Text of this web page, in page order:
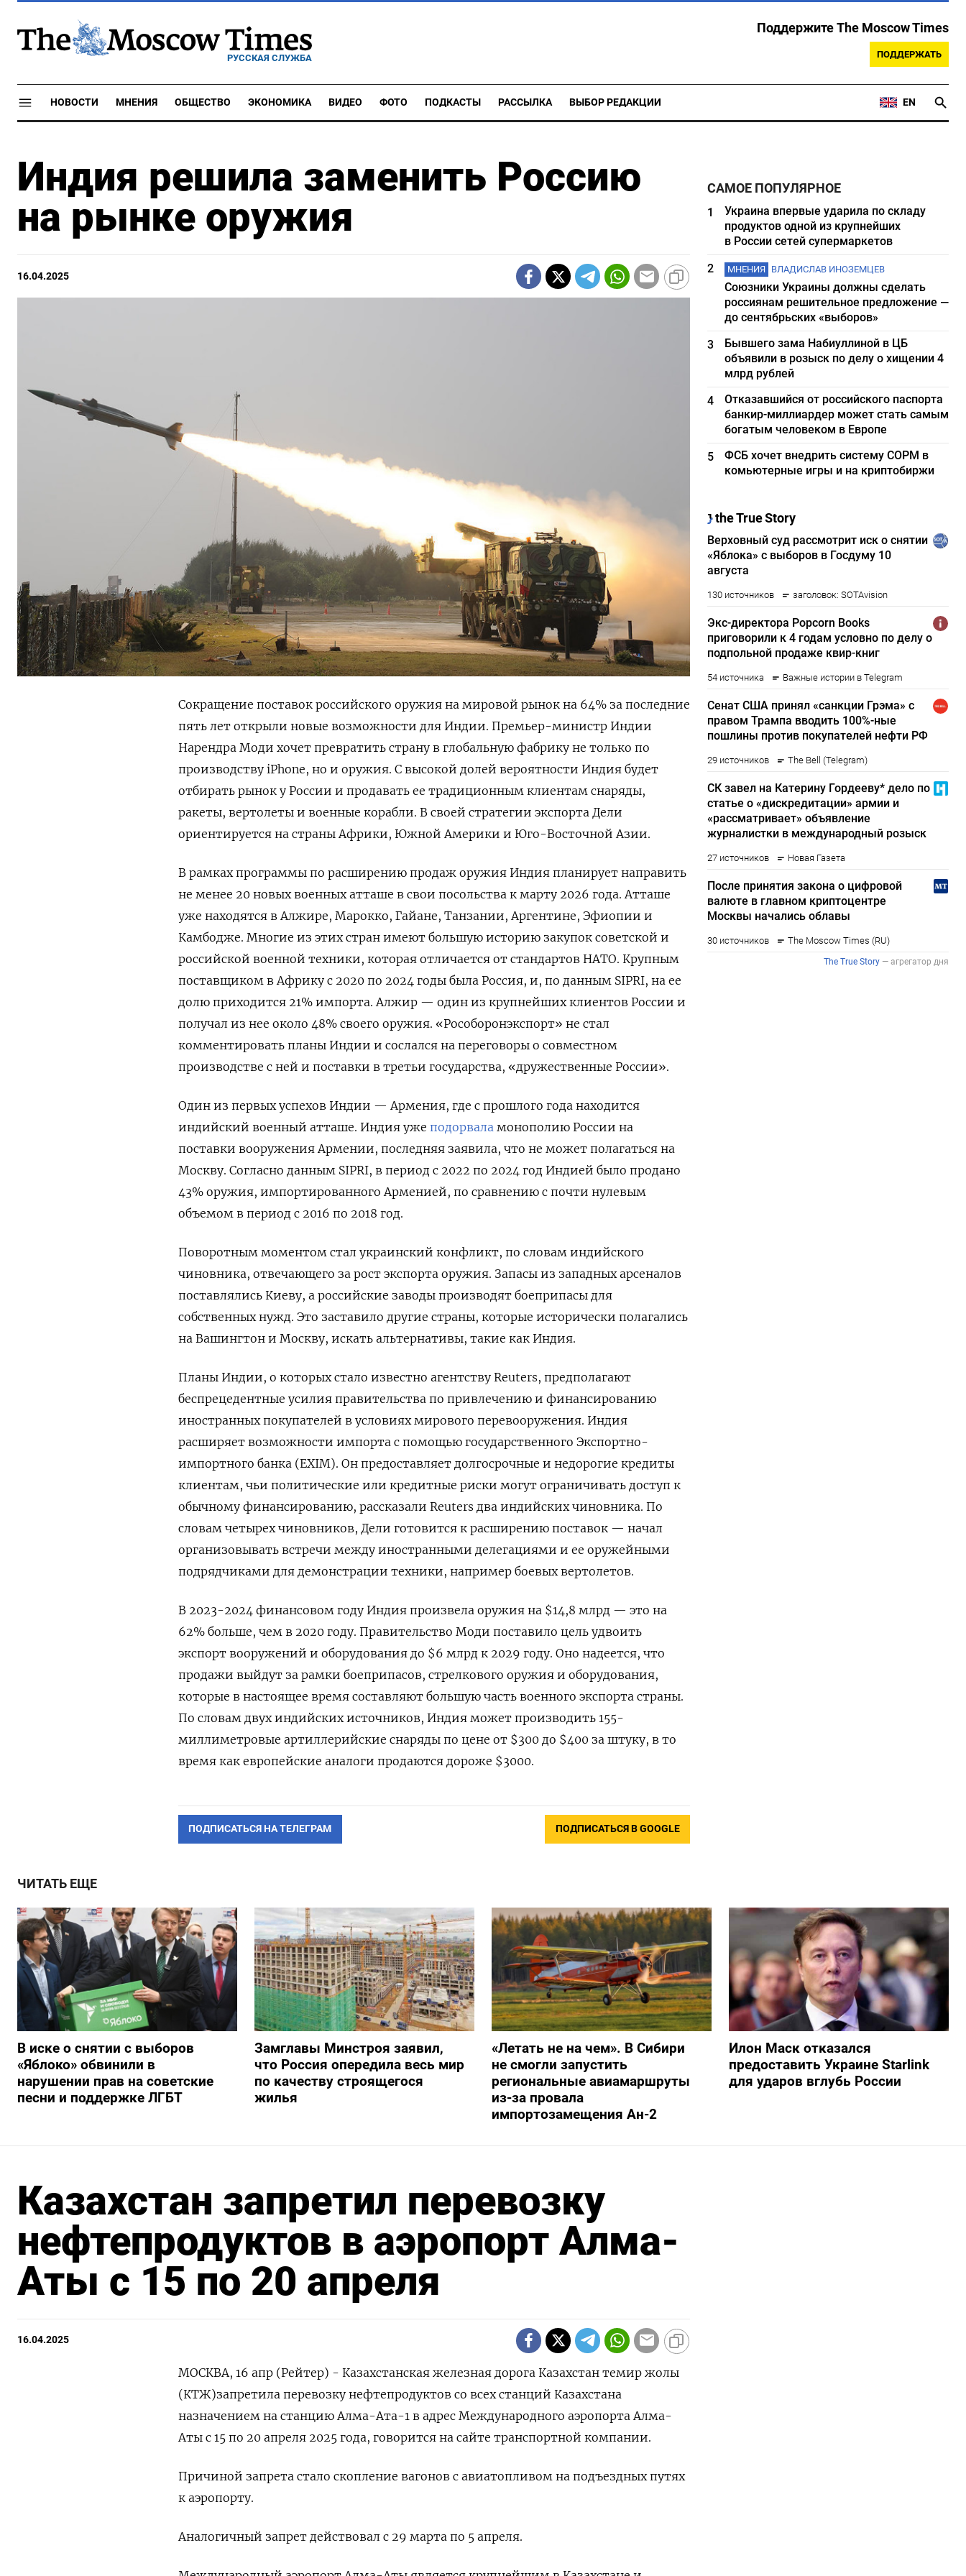
РУССКАЯ СЛУЖБА
Поддержите The Moscow Times
ПОДДЕРЖАТЬ
НОВОСТИ МНЕНИЯ ОБЩЕСТВО ЭКОНОМИКА ВИДЕО ФОТО ПОДКАСТЫ РАССЫЛКА ВЫБОР РЕДАКЦИИ EN
Индия решила заменить Россию
на рынке оружия
16.04.2025
Сокращение поставок российского оружия на мировой рынок на 64% за последние
пять лет открыли новые возможности для Индии. Премьер-министр Индии
Нарендра Моди хочет превратить страну в глобальную фабрику не только по
производству iPhone, но и оружия. С высокой долей вероятности Индия будет
отбирать рынок у России и продавать ее традиционным клиентам снаряды,
ракеты, вертолеты и военные корабли. В своей стратегии экспорта Дели
ориентируется на страны Африки, Южной Америки и Юго-Восточной Азии.
В рамках программы по расширению продаж оружия Индия планирует направить
не менее 20 новых военных атташе в свои посольства к марту 2026 года. Атташе
уже находятся в Алжире, Марокко, Гайане, Танзании, Аргентине, Эфиопии и
Камбодже. Многие из этих стран имеют большую историю закупок советской и
российской военной техники, которая отличается от стандартов НАТО. Крупным
поставщиком в Африку с 2020 по 2024 годы была Россия, и, по данным SIPRI, на ее
долю приходится 21% импорта. Алжир — один из крупнейших клиентов России и
получал из нее около 48% своего оружия. «Рособоронэкспорт» не стал
комментировать планы Индии и сослался на переговоры о совместном
производстве с ней и поставки в третьи государства, «дружественные России».
Один из первых успехов Индии — Армения, где с прошлого года находится
индийский военный атташе. Индия уже подорвала монополию России на
поставки вооружения Армении, последняя заявила, что не может полагаться на
Москву. Согласно данным SIPRI, в период с 2022 по 2024 год Индией было продано
43% оружия, импортированного Арменией, по сравнению с почти нулевым
объемом в период с 2016 по 2018 год.
Поворотным моментом стал украинский конфликт, по словам индийского
чиновника, отвечающего за рост экспорта оружия. Запасы из западных арсеналов
поставлялись Киеву, а российские заводы производят боеприпасы для
собственных нужд. Это заставило другие страны, которые исторически полагались
на Вашингтон и Москву, искать альтернативы, такие как Индия.
Планы Индии, о которых стало известно агентству Reuters, предполагают
беспрецедентные усилия правительства по привлечению и финансированию
иностранных покупателей в условиях мирового перевооружения. Индия
расширяет возможности импорта с помощью государственного Экспортно-
импортного банка (EXIM). Он предоставляет долгосрочные и недорогие кредиты
клиентам, чьи политические или кредитные риски могут ограничивать доступ к
обычному финансированию, рассказали Reuters два индийских чиновника. По
словам четырех чиновников, Дели готовится к расширению поставок — начал
организовывать встречи между иностранными делегациями и ее оружейными
подрядчиками для демонстрации техники, например боевых вертолетов.
В 2023-2024 финансовом году Индия произвела оружия на $14,8 млрд — это на
62% больше, чем в 2020 году. Правительство Моди поставило цель удвоить
экспорт вооружений и оборудования до $6 млрд к 2029 году. Оно надеется, что
продажи выйдут за рамки боеприпасов, стрелкового оружия и оборудования,
которые в настоящее время составляют большую часть военного экспорта страны.
По словам двух индийских источников, Индия может производить 155-
миллиметровые артиллерийские снаряды по цене от $300 до $400 за штуку, в то
время как европейские аналоги продаются дороже $3000.
ПОДПИСАТЬСЯ НА ТЕЛЕГРАМ ПОДПИСАТЬСЯ В GOOGLE
САМОЕ ПОПУЛЯРНОЕ
1
Украина впервые ударила по складу
продуктов одной из крупнейших
в России сетей супермаркетов
2
МНЕНИЯ ВЛАДИСЛАВ ИНОЗЕМЦЕВ
Союзники Украины должны сделать
россиянам решительное предложение —
до сентябрьских «выборов»
3
Бывшего зама Набиуллиной в ЦБ
объявили в розыск по делу о хищении 4
млрд рублей
4
Отказавшийся от российского паспорта
банкир-миллиардер может стать самым
богатым человеком в Европе
5
ФСБ хочет внедрить систему СОРМ в
комьютерные игры и на криптобиржи
ЧИТАТЬ ЕЩЕ
В иске о снятии с выборов
«Яблоко» обвинили в
нарушении прав на советские
песни и поддержке ЛГБТ
Замглавы Минстроя заявил,
что Россия опередила весь мир
по качеству строящегося
жилья
«Летать не на чем». В Сибири
не смогли запустить
региональные авиамаршруты
из-за провала
импортозамещения Ан-2
Илон Маск отказался
предоставить Украине Starlink
для ударов вглубь России
Казахстан запретил перевозку
нефтепродуктов в аэропорт Алма-
Аты с 15 по 20 апреля
16.04.2025
МОСКВА, 16 апр (Рейтер) - Казахстанская железная дорога Казахстан темир жолы
(КТЖ)запретила перевозку нефтепродуктов со всех станций Казахстана
назначением на станцию Алма-Ата-1 в адрес Международного аэропорта Алма-
Аты с 15 по 20 апреля 2025 года, говорится на сайте транспортной компании.
Причиной запрета стало скопление вагонов с авиатопливом на подъездных путях
к аэропорту.
Аналогичный запрет действовал с 29 марта по 5 апреля.